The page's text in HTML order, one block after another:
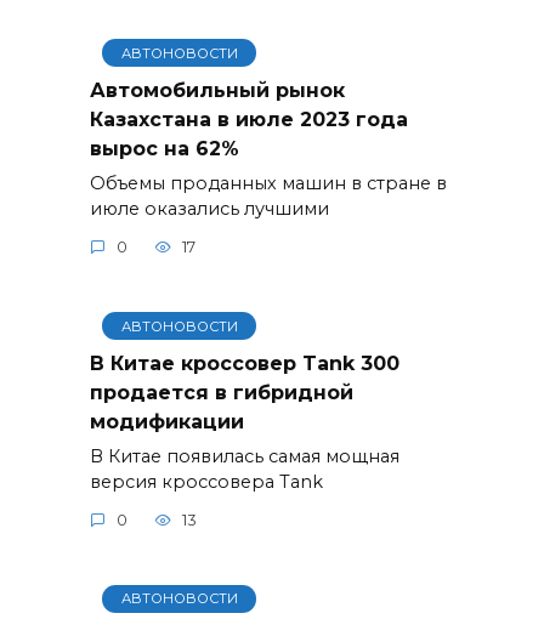
АВТОНОВОСТИ
Автомобильный рынок
Казахстана в июле 2023 года
вырос на 62%
Объемы проданных машин в стране в
июле оказались лучшими
0 17
АВТОНОВОСТИ
В Китае кроссовер Tank 300
продается в гибридной
модификации
В Китае появилась самая мощная
версия кроссовера Tank
0 13
АВТОНОВОСТИ